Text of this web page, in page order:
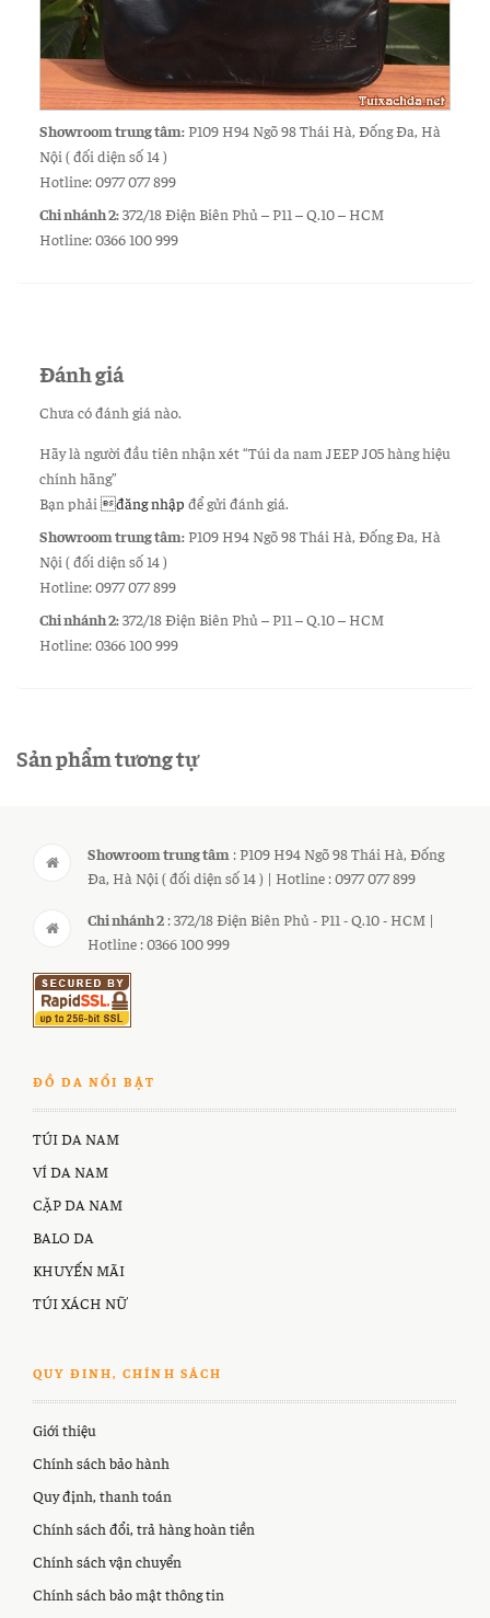
Showroom trung tâm:P109 H94 Ngõ 98 Thái Hà, Đống Đa, Hà
Nội ( đối diện số 14 )
Hotline: 0977 077 899
Chi nhánh 2:372/18 Điện Biên Phủ – P11 – Q.10 – HCM
Hotline: 0366 100 999
Đánh giá
Chưa có đánh giá nào.
Hãy là người đầu tiên nhận xét “Túi da nam JEEP J05 hàng hiệu
chính hãng”
Bạn phải đăng nhập để gửi đánh giá.
Showroom trung tâm:P109 H94 Ngõ 98 Thái Hà, Đống Đa, Hà
Nội ( đối diện số 14 )
Hotline: 0977 077 899
Chi nhánh 2:372/18 Điện Biên Phủ – P11 – Q.10 – HCM
Hotline: 0366 100 999
Sản phẩm tương tự
Showroom trung tâm : P109 H94 Ngõ 98 Thái Hà, Đống
Đa, Hà Nội ( đối diện số 14 ) | Hotline : 0977 077 899
Chi nhánh 2 : 372/18 Điện Biên Phủ - P11 - Q.10 - HCM |
Hotline : 0366 100 999
ĐỒ DA NỔI BẬT
TÚI DA NAM
VÍ DA NAM
CẶP DA NAM
BALO DA
KHUYẾN MÃI
TÚI XÁCH NỮ
QUY ĐINH, CHÍNH SÁCH
Giới thiệu
Chính sách bảo hành
Quy định, thanh toán
Chính sách đổi, trả hàng hoàn tiền
Chính sách vận chuyển
Chính sách bảo mật thông tin